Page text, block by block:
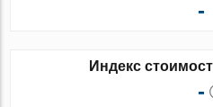
-
Индекс
-